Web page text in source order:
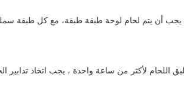
أن يتم لحام لوحة طبقة طبقة، مع كل طبقة سمك
اللحام لأكثر من ساعة واحدة ، يجب اتخاذ